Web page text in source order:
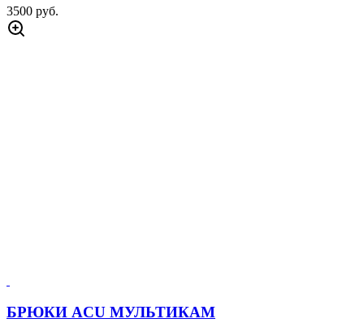
3500 руб.
БРЮКИ ACU МУЛЬТИКАМ